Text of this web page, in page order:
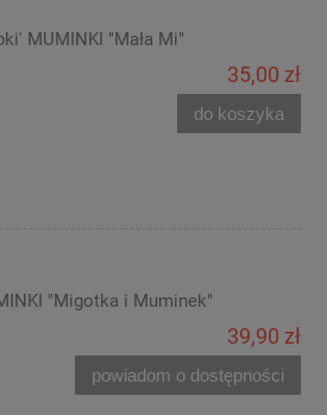
MUMINKI "Mała Mi"
35,00 zł
do koszyka
"Migotka i Muminek"
39,90 zł
powiadom o dostępności